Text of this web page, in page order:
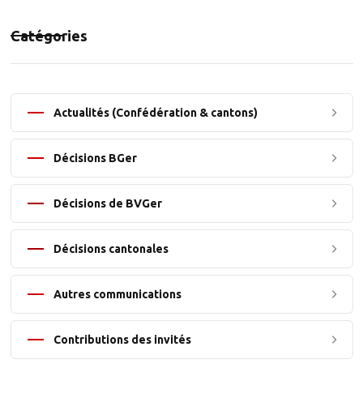
Catégories
Actualités (Confédération & cantons)
Décisions BGer
Décisions de BVGer
Décisions cantonales
Autres communications
Contributions des invités